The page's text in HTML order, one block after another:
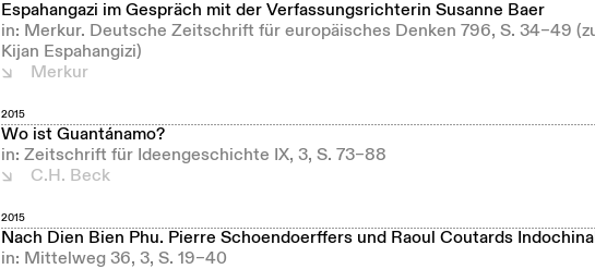
Espahangazi im Gespräch mit der Verfassungsrichterin Susanne Baer
in: Merkur. Deutsche Zeitschrift für europäisches Denken 796, S. 34–49
Kijan Espahangizi)
Merkur
2015
Wo ist Guantánamo?
in: Zeitschrift für Ideengeschichte IX, 3, S. 73–88
C.H. Beck
2015
Nach Dien Bien Phu. Pierre Schoendoerffers und Raoul Coutards
in: Mittelweg 36, 3, S. 19–40